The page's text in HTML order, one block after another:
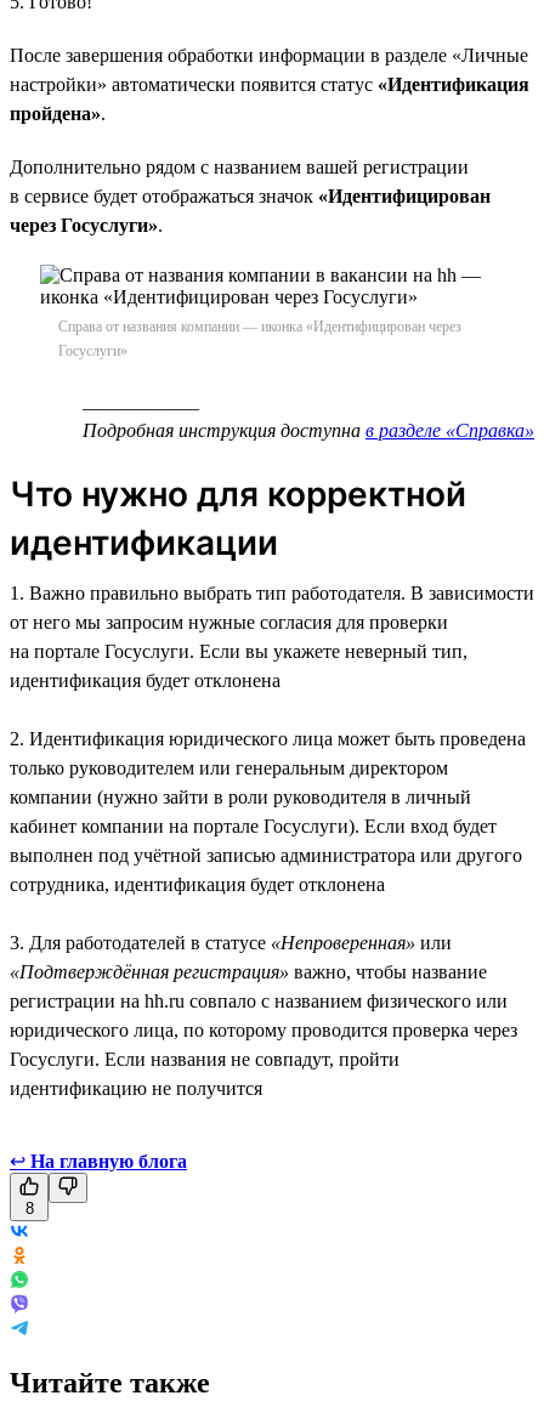
После завершения обработки информации в разделе «Личные
настройки» автоматически появится статус «Идентификация
пройдена».
Дополнительно рядом с названием вашей регистрации
в сервисе будет отображаться значок «Идентифицирован
через Госуслуги».
Справа от названия компании — иконка «Идентифицирован через
Госуслуги»
Подробная инструкция доступна в разделе «Справка»
Что нужно для корректной
идентификации
1. Важно правильно выбрать тип работодателя. В зависимости
от него мы запросим нужные согласия для проверки
на портале Госуслуги. Если вы укажете неверный тип,
идентификация будет отклонена
2. Идентификация юридического лица может быть проведена
только руководителем или генеральным директором
компании (нужно зайти в роли руководителя в личный
кабинет компании на портале Госуслуги). Если вход будет
выполнен под учётной записью администратора или другого
сотрудника, идентификация будет отклонена
3. Для работодателей в статусе «Непроверенная» или
«Подтверждённая регистрация» важно, чтобы название
регистрации на hh.ru совпало с названием физического или
юридического лица, по которому проводится проверка через
Госуслуги. Если названия не совпадут, пройти
идентификацию не получится
↩ На главную блога
8
Читайте также